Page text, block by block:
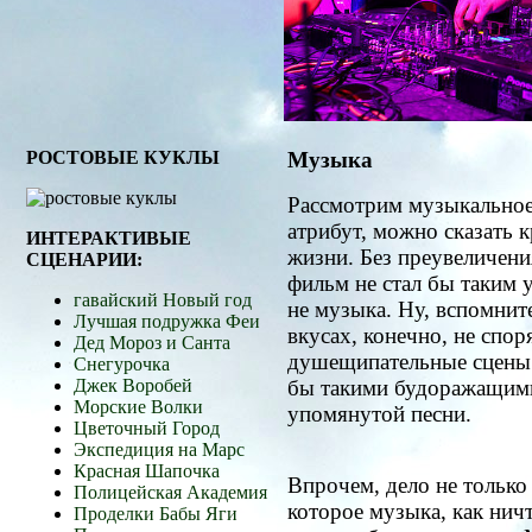
РОСТОВЫЕ КУКЛЫ
ИНТЕРАКТИВЫЕ
СЦЕНАРИИ:
гавайский Новый год
Лучшая подружка Феи
Дед Мороз и Санта
Снегурочка
Джек Воробей
Морские Волки
Цветочный Город
Экспедиция на Марс
Красная Шапочка
Полицейская Академия
Проделки Бабы Яги
Музыка
Рассмотрим
атрибут, можно сказать
жизни. Без
фильм не стал бы
не музыка. Ну,
вкусах, конечно, не
душещипательные
бы такими
упомянутой песни.
Впрочем, дело не
которое музыка, как